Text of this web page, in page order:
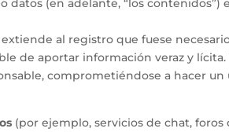
al registro que fuese
de aportar información veraz y
comprometiéndose a hacer
(por ejemplo, servicios de chat,